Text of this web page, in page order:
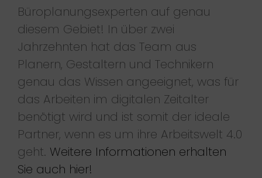
Büroplanungsexperten auf genau
diesem Gebiet! In über zwei
Jahrzehnten hat das Team aus
Planern, Gestaltern und Technikern
genau das Wissen angeeignet, was für
das Arbeiten im digitalen Zeitalter
benötigt wird und ist somit der ideale
Partner, wenn es um ihre Arbeitswelt 4.0
geht. Weitere Informationen erhalten
Sie auch hier!